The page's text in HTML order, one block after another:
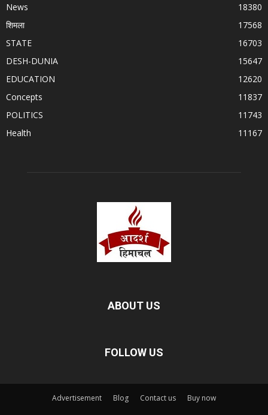
News
18380
शिमला
17568
STATE
16703
DESH-DUNIA
15647
EDUCATION
12620
Concepts
11837
POLITICS
11743
Health
11167
ABOUT US
FOLLOW US
Advertisement Blog Contact us
Buy now